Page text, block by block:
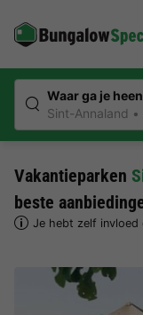
Waar ga je
Sint-Annaland
Vakantieparken
beste
Je hebt zelf